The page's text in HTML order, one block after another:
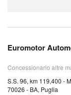
Euromotor
Concessionario altre
S.S. 96, km 119,400 -
70026 - BA, Puglia